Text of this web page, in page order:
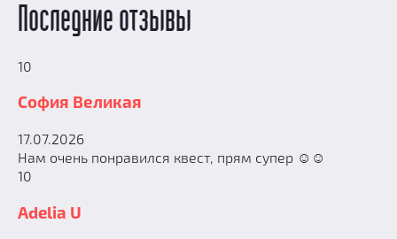
Последние отзывы
10
София Великая
17.07.2026
Нам очень понравился квест, прям супер ☺️☺️
10
Adelia U